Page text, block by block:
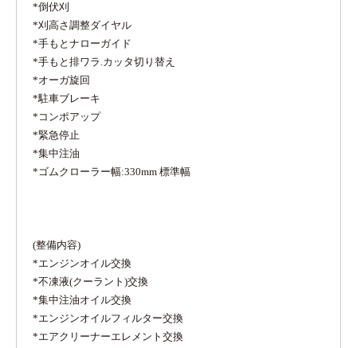
*倒伏刈
*刈高さ調整ダイヤル
*手もとナローガイド
*手もと排ワラ.カッタ切り替え
*オーガ旋回
*駐車ブレーキ
*コンポアップ
*緊急停止
*集中注油
*ゴムクローラー幅:330mm 標準幅
(整備内容)
*エンジンオイル交換
*不凍液(クーラント)交換
*集中注油オイル交換
*エンジンオイルフィルター交換
*エアクリーナーエレメント交換